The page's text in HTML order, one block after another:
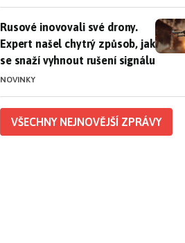
Rusové inovovali své drony. Expert
Rusové inovovali své drony.
Expert našel chytrý způsob, jak
se snaží vyhnout rušení signálu
NOVINKY
VŠECHNY NEJNOVĚJŠÍ ZPRÁVY